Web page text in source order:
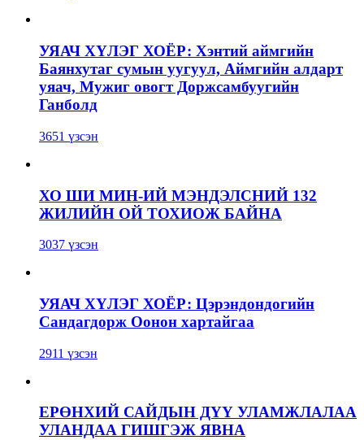
УЯАЧ ХҮЛЭГ ХОЁР: Хэнтий аймгийн
Баянхутаг сумын уугуул, Аймгийн алдарт
уяач, Мужиг овогт Доржсамбуугийн
Ганболд
3651 үзсэн
ХО ШИ МИН-ИЙ МЭНДЭЛСНИЙ 132
ЖИЛИЙН ОЙ ТОХИОЖ БАЙНА
3037 үзсэн
УЯАЧ ХҮЛЭГ ХОЁР: Цэрэндондогийн
Сандагдорж Оонон хартайгаа
2911 үзсэн
ЕРӨНХИЙ САЙДЫН ДҮҮ УЛАМЖЛАЛАА
УЛАНДАА ГИШГЭЖ ЯВНА